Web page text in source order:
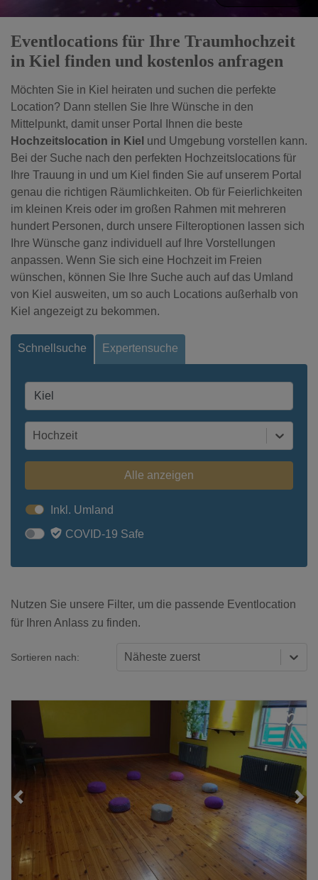
Eventlocations für Ihre Traumhochzeit
in Kiel finden und kostenlos anfragen
Möchten Sie in Kiel heiraten und suchen die perfekte
Location? Dann stellen Sie Ihre Wünsche in den
Mittelpunkt, damit unser Portal Ihnen die beste
Hochzeitslocation in Kiel und Umgebung vorstellen kann.
Bei der Suche nach den perfekten Hochzeitslocations für
Ihre Trauung in und um Kiel finden Sie auf unserem Portal
genau die richtigen Räumlichkeiten. Ob für Feierlichkeiten
im kleinen Kreis oder im großen Rahmen mit mehreren
hundert Personen, durch unsere Filteroptionen lassen sich
Ihre Wünsche ganz individuell auf Ihre Vorstellungen
anpassen. Wenn Sie sich eine Hochzeit im Freien
wünschen, können Sie Ihre Suche auch auf das Umland
von Kiel ausweiten, um so auch Locations außerhalb von
Kiel angezeigt zu bekommen.
Schnellsuche Expertensuche
Hochzeit
Alle anzeigen
Inkl. Umland
COVID-19 Safe
Nutzen Sie unsere Filter, um die passende Eventlocation
für Ihren Anlass zu finden.
Sortieren nach: Näheste zuerst